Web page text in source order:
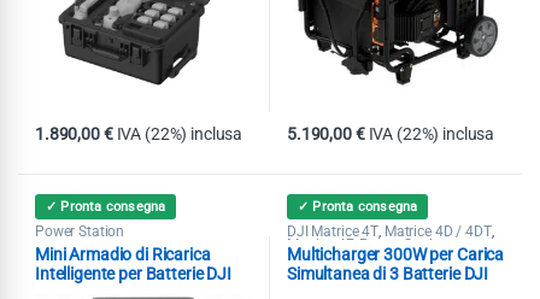
1.890,00€ IVA (22%) inclusa 5.190,00€ IVA (22%) inclusa
✓ Pronta consegna
Power Station
Mini Armadio di Ricarica
Intelligente per Batterie DJI
Enterprise
✓ Pronta consegna
DJI Matrice 4T Matrice 4D / 4DT,
Matrice 4E, Power Station
Multicharger 300W per Carica
Simultanea di 3 Batterie DJI